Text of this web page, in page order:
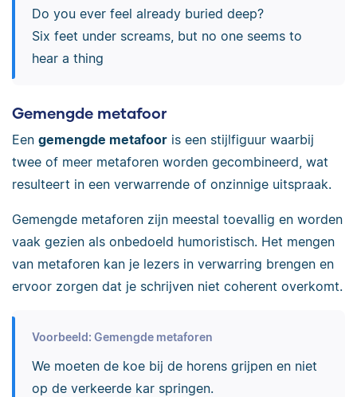
Do you ever feel already buried deep?
Six feet under screams, but no one seems to
hear a thing
Gemengde metafoor
Een gemengde metafoor is een stijlfiguur waarbij
twee of meer metaforen worden gecombineerd, wat
resulteert in een verwarrende of onzinnige uitspraak.
Gemengde metaforen zijn meestal toevallig en worden
vaak gezien als onbedoeld humoristisch. Het mengen
van metaforen kan je lezers in verwarring brengen en
ervoor zorgen dat je schrijven niet coherent overkomt.
Voorbeeld: Gemengde metaforen
We moeten de koe bij de horens grijpen en niet
op de verkeerde kar springen.